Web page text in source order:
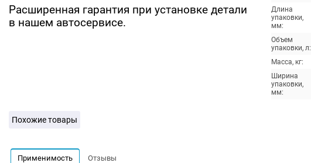
Расширенная гарантия при установке детали
в нашем автосервисе.
Длина
упаковки,
мм:
Объем
упаковки, л:
Масса, кг:
Ширина
упаковки,
мм:
Похожие товары
Применимость Отзывы